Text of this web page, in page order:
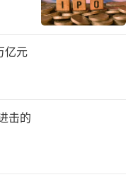
金持股约1.80%，
国资背景的D轮股
使赎回权。深圳
整体而言，在D轮
估值约为22.2亿
亿元
击的